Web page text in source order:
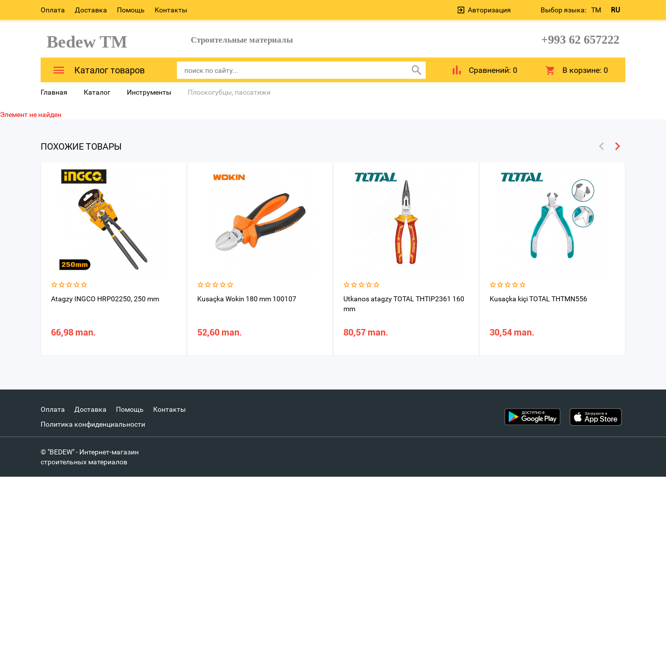
Оплата Доставка Помощь Контакты Выбор языка: TM RU
Авторизация
Bedew TM Строительные материалы +993 62 657222
Каталог товаров Сравнений: 0 В корзине:0
Главная Каталог Инструменты Плоскогубцы, пассатижи
Элемент не найден
ПОХОЖИЕ ТОВАРЫ
Atagzy INGCO HRP02250, 250 mm
66,98 man.
Kusaçka Wokin 180 mm 100107
52,60 man.
Utkanos atagzy TOTAL THTIP2361 160
mm
80,57 man.
Kusaçka kiçi TOTAL THTMN556
30,54 man.
Оплата Доставка Помощь
Контакты
Политика конфиденциальности
© "BEDEW" - Интернет-магазин
строительных материалов